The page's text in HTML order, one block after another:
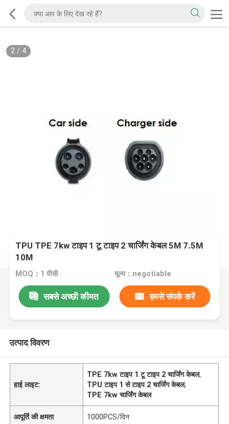
2/ 4
TPU TPE 7kw टाइप 1 टू टाइप 2 चार्जिंग केबल 5M 7.5M
10M
MOQ：1 पीसी मूल्य：negotiable
सबसे अच्छी कीमत हमसे संपर्क करें
उत्पाद विवरण
हाई लाइट:
TPE 7kw टाइप 1 टू टाइप 2 चार्जिंग केबल,
TPU टाइप 1 से टाइप 2 चार्जिंग केबल,
TPE 7kw चार्जिंग केबल
आपूर्ति की क्षमता 1000PCS/दिन